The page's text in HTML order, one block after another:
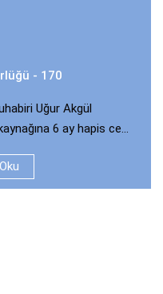
- 170
Uğur Akgül
6 ay hapis ce...